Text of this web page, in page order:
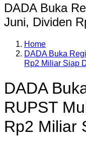
DADA Buka
Juni, Dividen
Home
DADA Buka
Rp2 Miliar Siap
DADA
RUPST
Rp2 Miliar